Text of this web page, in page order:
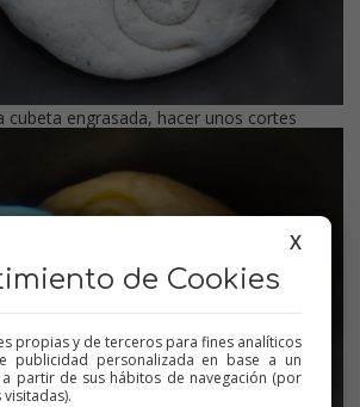
cubeta engrasada, hacer unos cortes
X
de Cookies
propias y de terceros para fines analíticos
publicidad personalizada en base a un
partir de sus hábitos de navegación (por